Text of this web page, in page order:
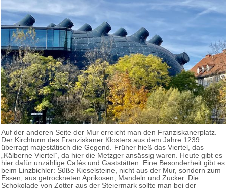
Auf der anderen Seite der Mur erreicht man den Franziskanerplatz.
Der Kirchturm des Franziskaner Klosters aus dem Jahre 1239
überragt majestätisch die Gegend. Früher hieß das Viertel, das
„Kälberne Viertel“, da hier die Metzger ansässig waren. Heute gibt es
hier dafür unzählige Cafés und Gaststätten. Eine Besonderheit gibt es
beim Linzbichler: Süße Kieselsteine, nicht aus der Mur, sondern zum
Essen, aus getrockneten Aprikosen, Mandeln und Zucker. Die
Schokolade von Zotter aus der Steiermark sollte man bei der